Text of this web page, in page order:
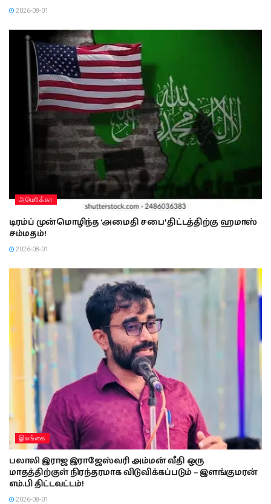
2026-08-01
அமொிக்கா
டிரம்ப் முன்மொழிந்த ‘அமைதி சபை’ திட்டத்திற்கு ஹமாஸ்
சம்மதம்!
2026-08-01
இலங்கை
பலாலி இராஜ இராஜேஸ்வரி அம்மன் வீதி ஒரு
மாதத்திற்குள் நிரந்தரமாக விடுவிக்கப்படும் – இளங்குமரன்
எம்.பி திட்டவட்டம்!
2026-08-01